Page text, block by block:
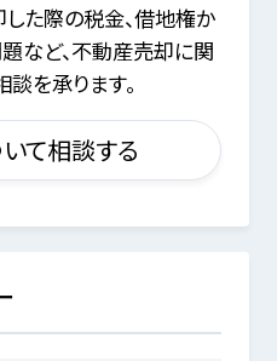
た際の税金、借地権か
など、不動産売却に関
を承ります。
て相談する